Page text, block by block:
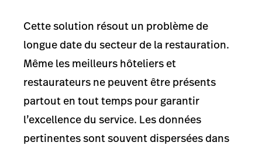
Cette solution résout un problème de
longue date du secteur de la restauration.
Même les meilleurs hôteliers et
restaurateurs ne peuvent être présents
partout en tout temps pour garantir
l’excellence du service. Les données
pertinentes sont souvent dispersées dans